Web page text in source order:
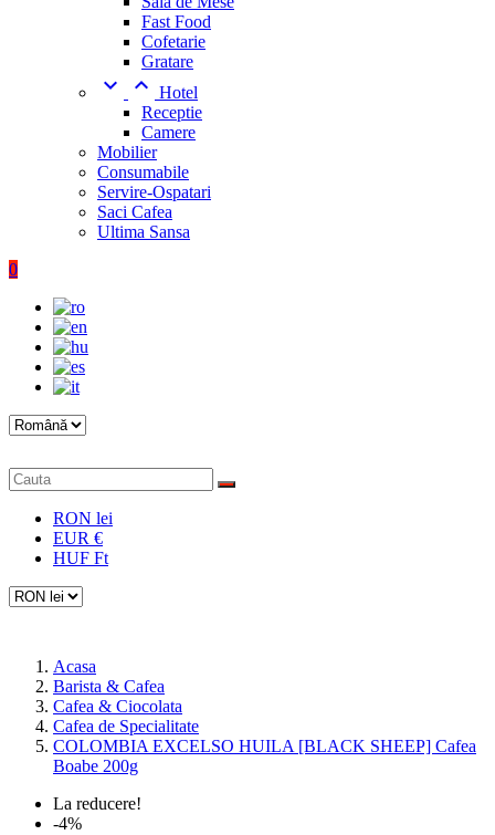
Fast Food
Cofetarie
Gratare
  Hotel
Receptie
Camere
Mobilier
Consumabile
Servire-Ospatari
Saci Cafea
Ultima Sansa
0
RON lei
EUR €
HUF Ft
Acasa
Barista & Cafea
Cafea & Ciocolata
Cafea de Specialitate
COLOMBIA EXCELSO HUILA [BLACK SHEEP] Cafea
Boabe 200g
La reducere!
-4%